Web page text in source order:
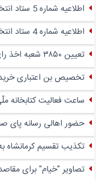
اطلاعیه شماره 5 ستاد انتخابات وزارت کشور اعلام شد
اطلاعیه شماره 4 ستاد انتخابات وزارت کشور اعلام شد
تعیین ۳۸۵۰ شعبه اخذ رای انتخابات ریاست جمهوری در پایتخت
تخصیص بن اعتباری خرید
ساعت فعالیت کتابخانه ملّی ایران
حضور اهالی رسانه پای
تکذیب تقسیم کرمانشاه به ۲ استان
تصاویر "خیام" برای